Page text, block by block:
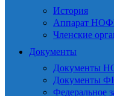
История
Аппарат
Членские
Документы
Документы
Документы
Федеральное